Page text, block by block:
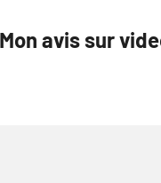
Mon avis sur